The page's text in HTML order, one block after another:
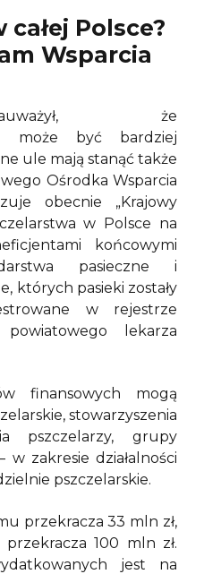
Polsce?
Wsparcia
że
może być bardziej
ule mają stanąć także
Ośrodka Wsparcia
obecnie „Krajowy
w Polsce na
końcowymi
pasieczne i
których pasieki zostały
w rejestrze
lekarza
finansowych mogą
stowarzyszenia
pszczelarzy, grupy
zakresie działalności
pszczelarskie.
przekracza 33 mln zł,
100 mln zł.
jest na